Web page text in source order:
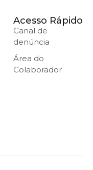
Acesso Rápido
Canal de
denúncia
Área do
Colaborador